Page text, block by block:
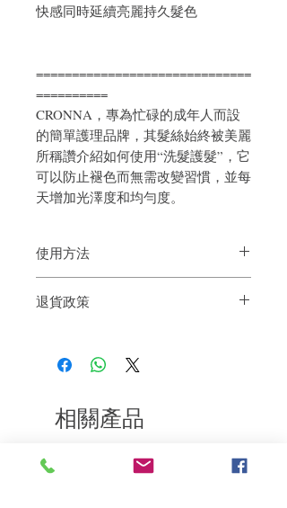
快感同時延續亮麗持久髮色
==============================
==========
CRONNA，專為忙碌的成年人而設
的簡單護理品牌，其髮絲始終被美麗
所稱讚介紹如何使用“洗髮護髮”，它
可以防止褪色而無需改變習慣，並每
天增加光澤度和均勻度。
使用方法
度地提高產品性能。 將洗髮水直接乳化在
退貨政策
到我們的產品後的前7天內通過電子郵件
相關產品
深層修復